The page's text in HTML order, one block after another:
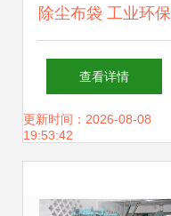
除尘布袋 工业环保
的“清道夫”及其选
型要点
查看详情
更新时间：2026-08-08
19:53:42